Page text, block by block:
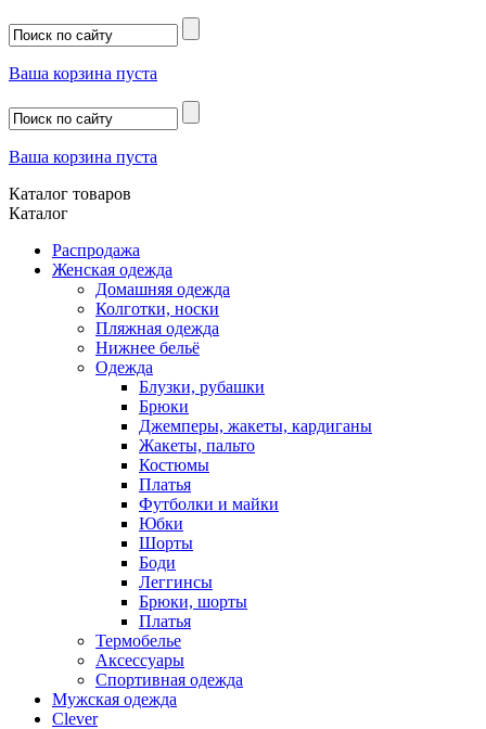
Ваша корзина пуста
Ваша корзина пуста
Каталог товаров
Каталог
Распродажа
Женская одежда
Домашняя одежда
Колготки, носки
Пляжная одежда
Нижнее бельё
Одежда
Блузки, рубашки
Брюки
Джемперы, жакеты, кардиганы
Жакеты, пальто
Костюмы
Платья
Футболки и майки
Юбки
Шорты
Боди
Леггинсы
Брюки, шорты
Платья
Термобелье
Аксессуары
Спортивная одежда
Мужская одежда
Clever